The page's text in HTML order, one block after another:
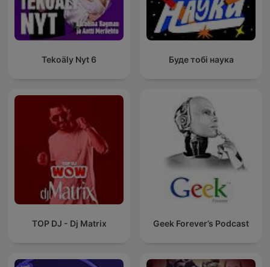
Tekoäly Nyt 6 Буде тобі наука
TOP DJ - Dj Matrix Geek Forever’s Podcast